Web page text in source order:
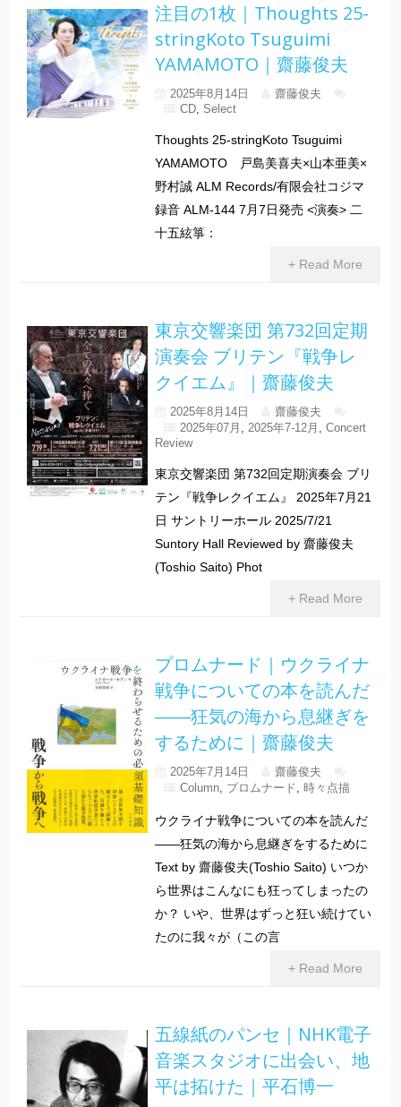
注目の1枚｜Thoughts 25-
stringKoto Tsuguimi
YAMAMOTO｜齋藤俊夫
2025年8月14日
齋藤俊夫
CD, Select
Thoughts 25-stringKoto Tsuguimi
YAMAMOTO 戸島美喜夫×山本亜美×
野村誠 ALM Records/有限会社コジマ
録音 ALM-144 7月7日発売 <演奏> 二
十五絃箏：
+ Read More
東京交響楽団 第732回定期
演奏会 ブリテン『戦争レ
クイエム』｜齋藤俊夫
2025年8月14日
齋藤俊夫
2025年07月 , 2025年7-12月 , Concert
Review
東京交響楽団 第732回定期演奏会 ブリ
テン『戦争レクイエム』 2025年7月21
日 サントリーホール 2025/7/21
Suntory Hall Reviewed by 齋藤俊夫
(Toshio Saito) Phot
+ Read More
プロムナード｜ウクライナ
戦争についての本を読んだ
――狂気の海から息継ぎを
するために｜齋藤俊夫
2025年7月14日
齋藤俊夫
Column, プロムナード , 時々点描
ウクライナ戦争についての本を読んだ
――狂気の海から息継ぎをするために
Text by 齋藤俊夫(Toshio Saito) いつか
ら世界はこんなにも狂ってしまったの
か？ いや、世界はずっと狂い続けてい
たのに我々が（この言
+ Read More
五線紙のパンセ｜NHK電子
音楽スタジオに出会い、地
平は拓けた｜平石博一